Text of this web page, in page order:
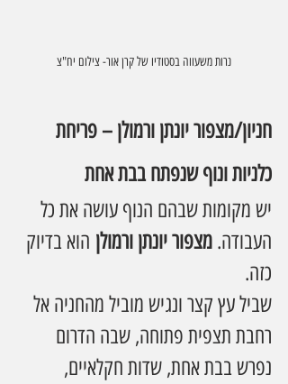
נרות משעווה בסטודיו של קרן אור- צילום יח"צ
חניון/מצפור יונתן ורמולן – פריחת
כלניות ונוף שנפתח בבת אחת
יש מקומות שבהם הנוף עושה את כל
העבודה. מצפור יונתן ורמולן הוא בדיוק
כזה.
שביל עץ קצר ונגיש מוביל מהחניה אל
רחבת תצפית פתוחה, שבה הדרום
נפרש בבת אחת, שדות חקלאיים,